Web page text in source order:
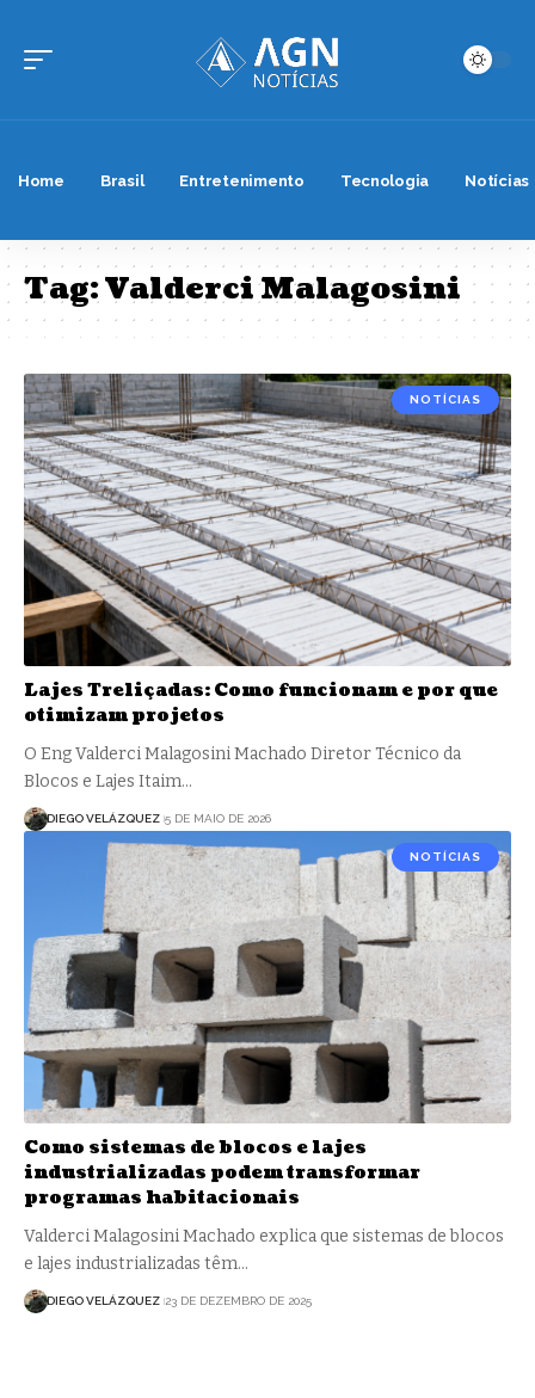
Home Brasil Entretenimento Tecnologia Notícias
Tag:Valderci Malagosini
NOTÍCIAS
Lajes Treliçadas: Como funcionam e por que
otimizam projetos
O Eng Valderci Malagosini Machado Diretor Técnico da
Blocos e Lajes Itaim…
DIEGO VELÁZQUEZ 5 DE MAIO DE 2026
NOTÍCIAS
Como sistemas de blocos e lajes
industrializadas podem transformar
programas habitacionais
Valderci Malagosini Machado explica que sistemas de blocos
e lajes industrializadas têm…
DIEGO VELÁZQUEZ 23 DE DEZEMBRO DE 2025